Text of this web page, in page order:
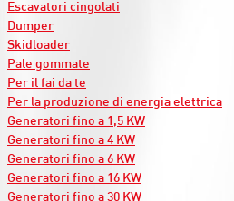
Escavatori cingolati
Dumper
Skidloader
Pale gommate
Per il fai da te
Per la produzione di energia elettrica
Generatori fino a 1,5 KW
Generatori fino a 4 KW
Generatori fino a 6 KW
Generatori fino a 16 KW
Generatori fino a 30 KW